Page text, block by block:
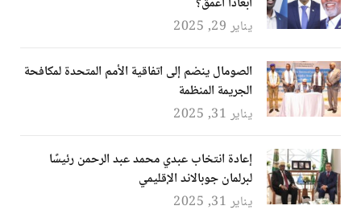
يناير 29, 2025
الصومال ينضم إلى اتفاقية الأمم المتحدة لمكافحة
الجريمة المنظمة
يناير 31, 2025
إعادة انتخاب عبدي محمد عبد الرحمن رئيسًا
لبرلمان جوبالاند الإقليمي
يناير 31, 2025